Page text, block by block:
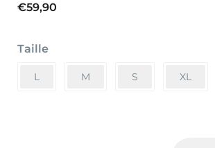
€59,90
Taille
L M S XL